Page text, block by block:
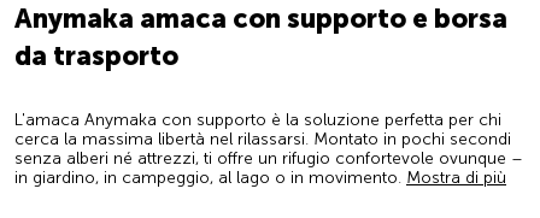
Anymaka amaca con supporto e borsa
da trasporto
L'amaca Anymaka con supporto è la soluzione perfetta per chi
cerca la massima libertà nel rilassarsi. Montato in pochi secondi
senza alberi né attrezzi, ti offre un rifugio confortevole ovunque –
in giardino, in campeggio, al lago o in movimento. Mostra di più